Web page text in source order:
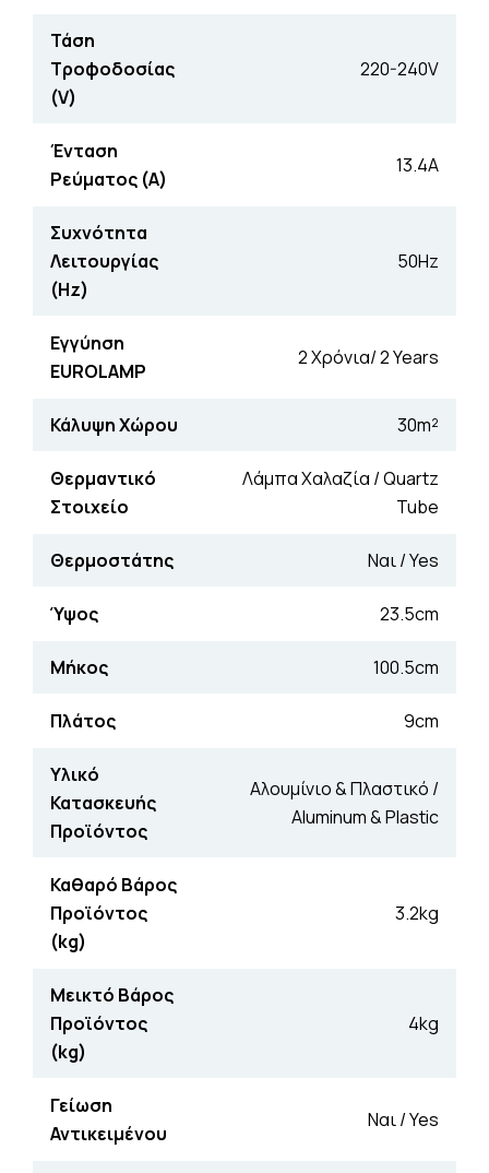
Τάση
Τροφοδοσίας
(V)
220-240V
Ένταση
Ρεύματος (Α)
13.4A
Συχνότητα
Λειτουργίας
(Hz)
50Hz
Εγγύηση
EUROLAMP
2 Χρόνια/ 2 Years
Κάλυψη Χώρου 30m²
Θερμαντικό
Στοιχείο
Λάμπα Χαλαζία / Quartz
Tube
Θερμοστάτης Ναι / Yes
Ύψος 23.5cm
Μήκος 100.5cm
Πλάτος 9cm
Υλικό
Κατασκευής
Προϊόντος
Αλουμίνιο & Πλαστικό /
Aluminum & Plastic
Καθαρό Βάρος
Προϊόντος
(kg)
3.2kg
Μεικτό Βάρος
Προϊόντος
(kg)
4kg
Γείωση
Αντικειμένου
Ναι / Yes